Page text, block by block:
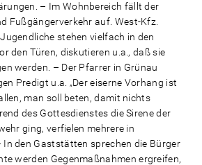
– Im Wohnbereich fällt der
Fußgängerverkehr auf. West-Kfz.
stehen vielfach in den
den Türen, diskutieren u.a., daß sie
werden. – Der Pfarrer in Grünau
Predigt u.a. „Der eiserne Vorhang ist
man soll beten, damit nichts
des Gottesdienstes die Sirene der
ging, verfielen mehrere in
den Gaststätten sprechen die Bürger
werden Gegenmaßnahmen ergreifen,